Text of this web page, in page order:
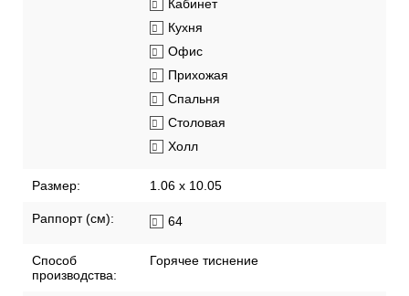
Кабинет
Кухня
Офис
Прихожая
Спальня
Столовая
Холл
Размер: 1.06 x 10.05
Раппорт (см): 64
Способ
производства:
Горячее тиснение